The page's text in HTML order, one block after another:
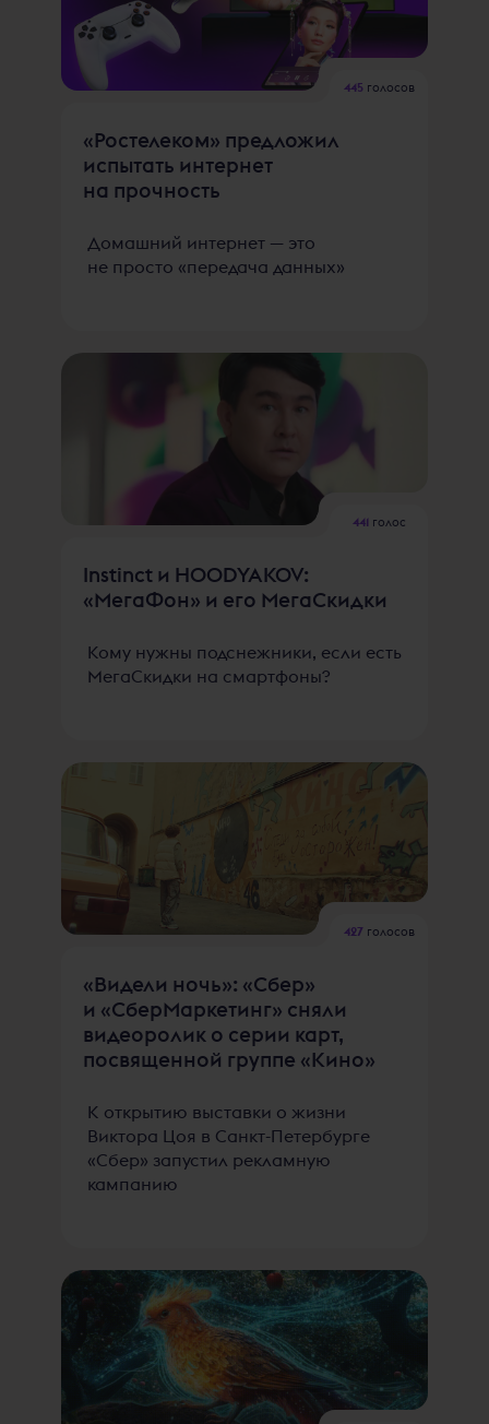
445 голосов
«Ростелеком» предложил
испытать интернет
на прочность
Домашний интернет — это
не просто «передача данных»
441 голос
Instinct и HOODYAKOV:
«МегаФон» и его МегаСкидки
Кому нужны подснежники, если есть
МегаСкидки на смартфоны?
427голосов
«Видели ночь»: «Сбер»
и «СберМаркетинг» сняли
видеоролик о серии карт,
посвященной группе «Кино»
К открытию выставки о жизни
Виктора Цоя в Санкт-Петербурге
«Сбер» запустил рекламную
кампанию